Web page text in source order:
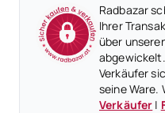
Radbazar
Ihrer
über
Verkäufer
seine Ware.
Verkäufer |